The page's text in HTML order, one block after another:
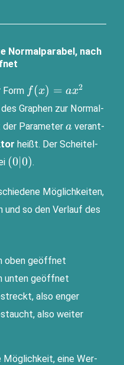
Normalparabel, nach
Form f(x)=ax^2
f (x) = ax2
Gra­phen zur Nor­mal­
der Para­me­tera
a ver­ant­
heißt. Der Schei­tel­
(0|0)
(0∣0).
Mög­lich­kei­ten,
und so den Ver­lauf des
oben geöffnet
unten geöffnet
also enger
also weiter
Mög­lich­keit, eine Wer­